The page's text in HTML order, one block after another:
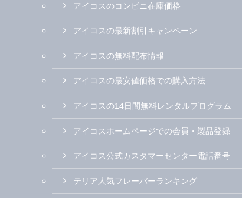
アイコスのコンビニ在庫価格
アイコスの最新割引キャンペーン
アイコスの無料配布情報
アイコスの最安値価格での購入方法
アイコスの14日間無料レンタルプログラム
アイコスホームページでの会員・製品登録
アイコス公式カスタマーセンター電話番号
テリア人気フレーバーランキング